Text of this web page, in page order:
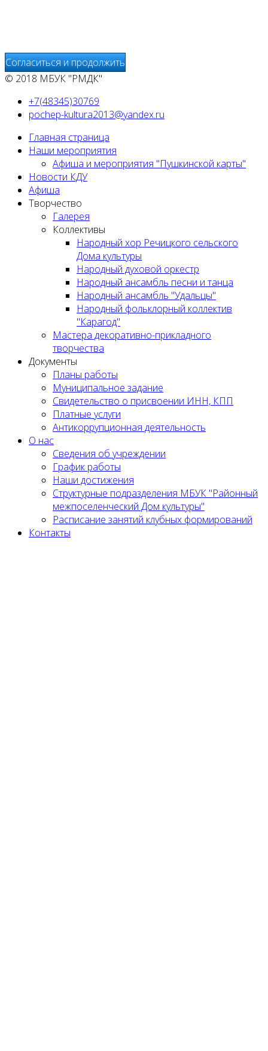
Согласиться и продолжить
© 2018 МБУК "РМДК"
+7(48345)30769
pochep-kultura2013@yandex.ru
Главная страница
Наши мероприятия
Афиша и мероприятия "Пушкинской карты"
Новости КДУ
Афиша
Творчество
Галерея
Коллективы
Народный хор Речицкого сельского
Дома культуры
Народный духовой оркестр
Народный ансамбль песни и танца
Народный ансамбль "Удальцы"
Народный фольклорный коллектив
"Карагод"
Мастера декоративно-прикладного
творчества
Документы
Планы работы
Муниципальное задание
Cвидетельство о присвоении ИНН, КПП
Платные услуги
Антикоррупционная деятельность
О нас
Сведения об учреждении
График работы
Наши достижения
Структурные подразделения МБУК "Районный
межпоселенческий Дом культуры"
Расписание занятий клубных формирований
Контакты